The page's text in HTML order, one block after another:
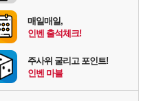
매일매일,
인벤 출석체크!
주사위 굴리고 포인트!
인벤 마블